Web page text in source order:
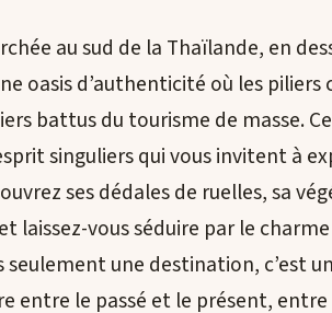
au sud de la Thaïlande, en
oasis d’authenticité où les
battus du tourisme de masse.
singuliers qui vous invitent à
ses dédales de ruelles, sa
laissez-vous séduire par le
seulement une destination, c’est
entre le passé et le présent,